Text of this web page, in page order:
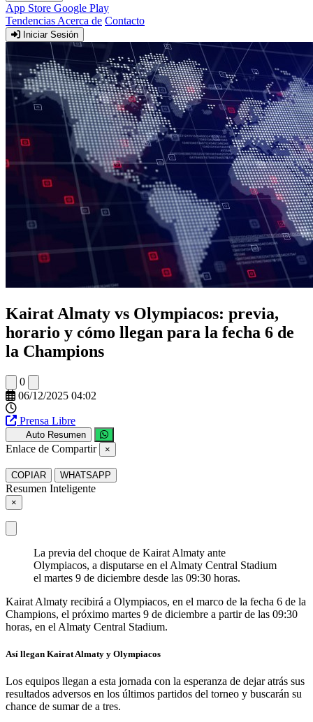
App Store Google Play
Tendencias Acerca de Contacto
Iniciar Sesión
Kairat Almaty vs Olympiacos: previa,
horario y cómo llegan para la fecha 6 de
la Champions
0
06/12/2025 04:02
Prensa Libre
Auto Resumen
Enlace de Compartir ×
COPIAR WHATSAPP
Resumen Inteligente
×
La previa del choque de Kairat Almaty ante
Olympiacos, a disputarse en el Almaty Central Stadium
el martes 9 de diciembre desde las 09:30 horas.
Kairat Almaty recibirá a Olympiacos, en el marco de la fecha 6 de la
Champions, el próximo martes 9 de diciembre a partir de las 09:30
horas, en el Almaty Central Stadium.
Así llegan Kairat Almaty y Olympiacos
Los equipos llegan a esta jornada con la esperanza de dejar atrás sus
resultados adversos en los últimos partidos del torneo y buscarán su
chance de sumar de a tres.